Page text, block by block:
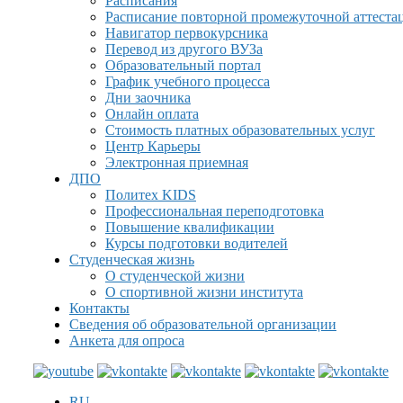
Расписание повторной промежуточной
Навигатор первокурсника
Перевод из другого ВУЗа
Образовательный портал
График учебного процесса
Дни заочника
Онлайн оплата
Стоимость платных образовательных услуг
Центр Карьеры
Электронная приемная
ДПО
Политех KIDS
Профессиональная переподготовка
Повышение квалификации
Курсы подготовки водителей
Студенческая жизнь
О студенческой жизни
О спортивной жизни института
Контакты
Сведения об образовательной организации
Анкета для опроса